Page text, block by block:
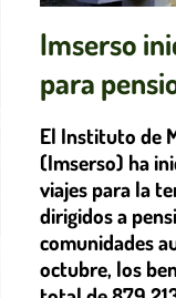
Imserso
para
El Instituto de
(Imserso) ha
viajes para la
dirigidos a
comunidades
octubre, los